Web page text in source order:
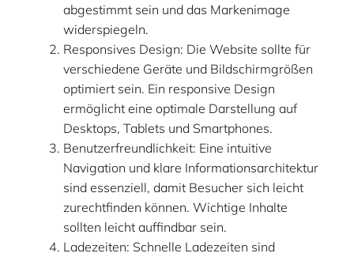
abgestimmt sein und das Markenimage
widerspiegeln.
Responsives Design: Die Website sollte für
verschiedene Geräte und Bildschirmgrößen
optimiert sein. Ein responsive Design
ermöglicht eine optimale Darstellung auf
Desktops, Tablets und Smartphones.
Benutzerfreundlichkeit: Eine intuitive
Navigation und klare Informationsarchitektur
sind essenziell, damit Besucher sich leicht
zurechtfinden können. Wichtige Inhalte
sollten leicht auffindbar sein.
Ladezeiten: Schnelle Ladezeiten sind